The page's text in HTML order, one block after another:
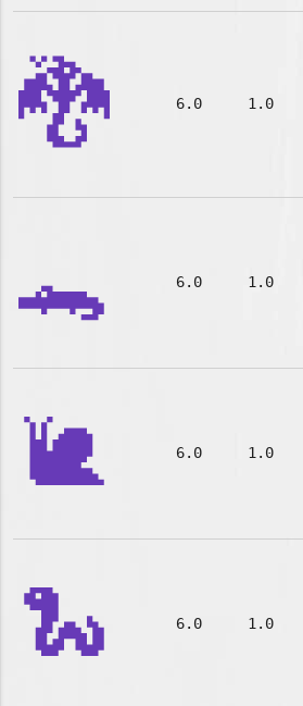
🐉 6.0 1.0
🐊 6.0 1.0
🐌 6.0 1.0
🐍 6.0 1.0